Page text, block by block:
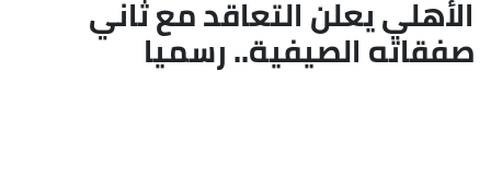
الأهلي يعلن التعاقد مع ثاني
صفقاته الصيفية.. رسميا